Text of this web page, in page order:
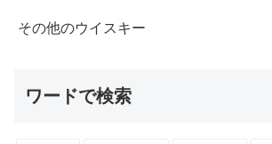
その他のウイスキー
ワードで検索